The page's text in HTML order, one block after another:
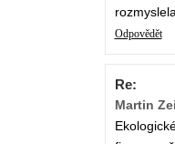
Odpovědět
Re:
Martin